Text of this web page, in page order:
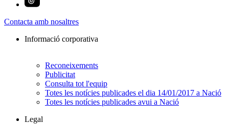
Contacta amb nosaltres
Informació corporativa
Reconeixements
Publicitat
Consulta tot l'equip
Totes les notícies publicades el dia 14/01/2017 a Nació
Totes les notícies publicades avui a Nació
Legal